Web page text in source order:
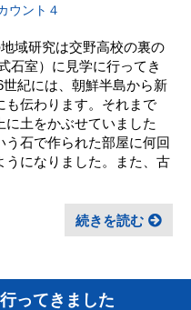
ウント４
域研究は交野高校の裏の
石室）に見学に行ってき
紀には、朝鮮半島から新
も伝わります。それまで
土をかぶせていました
う石で作られた部屋に何回
うになりました。また、古
続きを読む
ってきました